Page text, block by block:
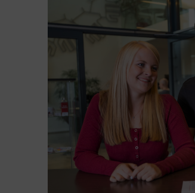
Prüfungsschule abgestimmt.
Präsenzunterricht